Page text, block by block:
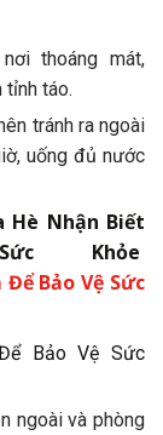
thoáng mát,
tỉnh táo.
tránh ra ngoài
uống đủ nước
Hè Nhận Biết
Khỏe
Bảo Vệ Sức
ngoài và phòng